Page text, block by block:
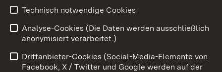
Youtube
Benutzungshinweise
Barrierefreiheit
Technisch notwendige Cookies
Analyse-Cookies (Die Daten werden ausschließlich
anonymisiert verarbeitet.)
Drittanbieter-Cookies (Social-Media-Elemente von
Facebook, X / Twitter und Google werden auf der